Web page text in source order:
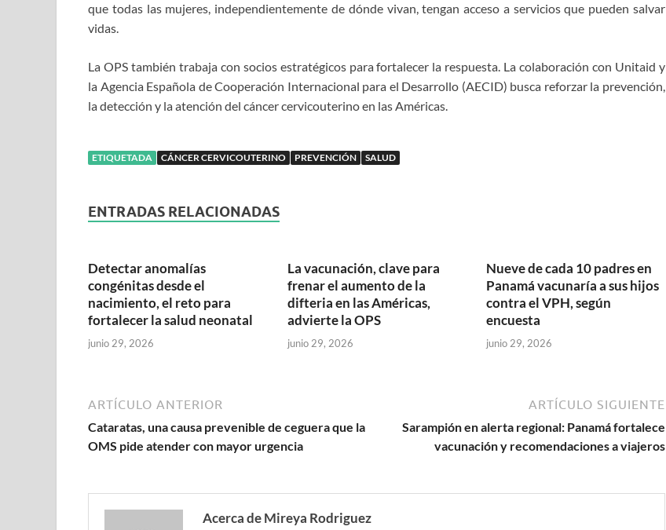
que todas las mujeres, independientemente de dónde vivan, tengan acceso a servicios que pueden salvar
vidas.
La OPS también trabaja con socios estratégicos para fortalecer la respuesta. La colaboración con Unitaid y
la Agencia Española de Cooperación Internacional para el Desarrollo (AECID) busca reforzar la prevención,
la detección y la atención del cáncer cervicouterino en las Américas.
ETIQUETADA CÁNCER CERVICOUTERINO PREVENCIÓN SALUD
ENTRADAS RELACIONADAS
Detectar anomalías
congénitas desde el
nacimiento, el reto para
fortalecer la salud neonatal
junio 29, 2026
La vacunación, clave para
frenar el aumento de la
difteria en las Américas,
advierte la OPS
junio 29, 2026
Nueve de cada 10 padres en
Panamá vacunaría a sus hijos
contra el VPH, según
encuesta
junio 29, 2026
ARTÍCULO ANTERIOR
Cataratas, una causa prevenible de ceguera que la
OMS pide atender con mayor urgencia
ARTÍCULO SIGUIENTE
Sarampión en alerta regional: Panamá fortalece
vacunación y recomendaciones a viajeros
Acerca de Mireya Rodriguez